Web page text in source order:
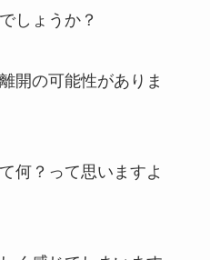
しょうか？
開の可能性がありま
何？って思いますよ